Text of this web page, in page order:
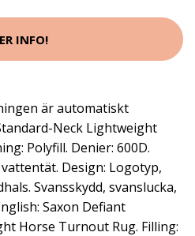
INFO!
är automatiskt
Neck Lightweight
Polyfill. Denier: 600D.
Design: Logotyp,
Svansskydd, svanslucka,
Saxon Defiant
Horse Turnout Rug. Filling: